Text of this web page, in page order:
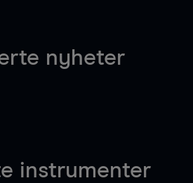
nyheter
instrumenter